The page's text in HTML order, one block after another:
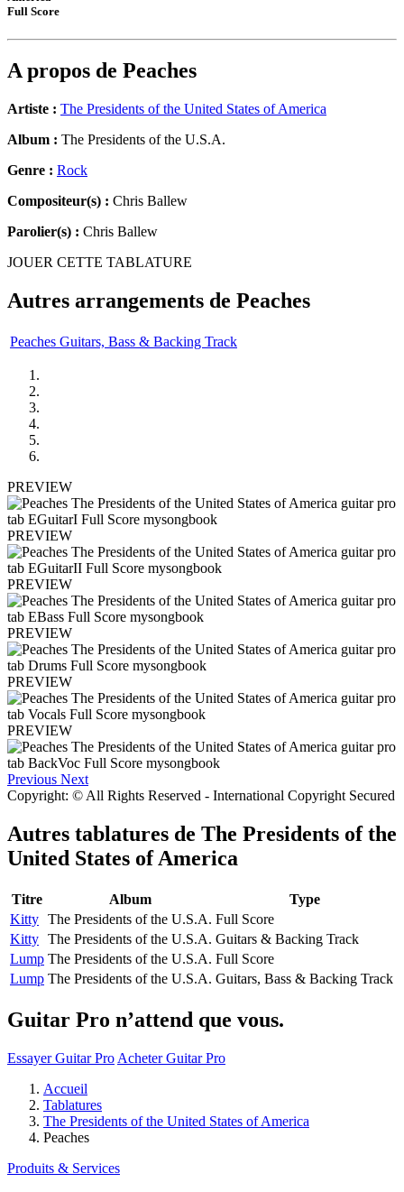
Full Score
A propos de Peaches
Artiste : The Presidents of the United States of America
Album : The Presidents of the U.S.A.
Genre : Rock
Compositeur(s) : Chris Ballew
Parolier(s) : Chris Ballew
JOUER CETTE TABLATURE
Autres arrangements de Peaches
Peaches Guitars, Bass & Backing Track
PREVIEW
PREVIEW
PREVIEW
PREVIEW
PREVIEW
PREVIEW
Previous Next
Copyright: © All Rights Reserved - International Copyright Secured
Autres tablatures de The Presidents of the
United States of America
Titre Album
Type
Kitty The Presidents of the U.S.A. Full Score
Kitty The Presidents of the U.S.A. Guitars & Backing Track
Lump The Presidents of the U.S.A. Full Score
Lump The Presidents of the U.S.A. Guitars, Bass & Backing Track
Guitar Pro n’attend que vous.
Essayer Guitar Pro Acheter Guitar Pro
Accueil
Tablatures
The Presidents of the United States of America
Peaches
Produits & Services